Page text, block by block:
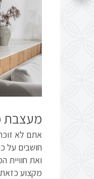
מעצבת
אתם לא
חושבים על
ואת חוויית
מקצוע